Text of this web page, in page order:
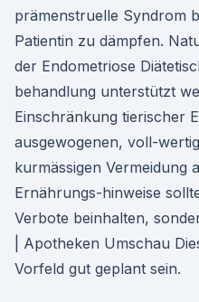
prämenstruelle Syndrom
Patientin zu dämpfen.
der Endometriose
behandlung unterstützt
Einschränkung tierischer
ausgewogenen, voll-
kurmässigen Vermeidung
Ernährungs-hinweise
Verbote beinhalten,
| Apotheken Umschau
Vorfeld gut geplant sein.